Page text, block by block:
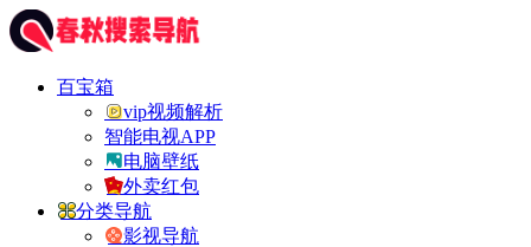
百宝箱
vip视频解析
智能电视APP
电脑壁纸
外卖红包
分类导航
影视导航